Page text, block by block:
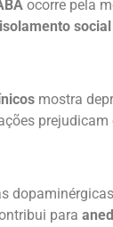
ocorre pela
social
mostra
para